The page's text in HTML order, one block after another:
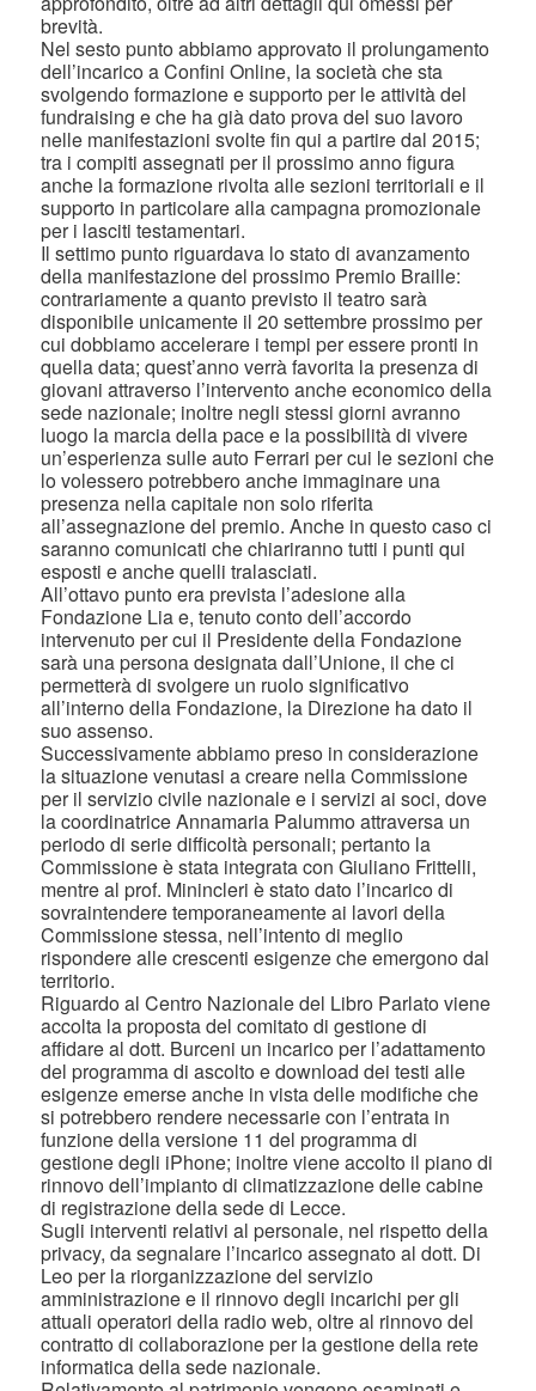
brevità.
Nel sesto punto abbiamo approvato il prolungamento
dell’incarico a Confini Online, la società che sta
svolgendo formazione e supporto per le attività del
fundraising e che ha già dato prova del suo lavoro
nelle manifestazioni svolte fin qui a partire dal 2015;
tra i compiti assegnati per il prossimo anno figura
anche la formazione rivolta alle sezioni territoriali e il
supporto in particolare alla campagna promozionale
per i lasciti testamentari.
Il settimo punto riguardava lo stato di avanzamento
della manifestazione del prossimo Premio Braille:
contrariamente a quanto previsto il teatro sarà
disponibile unicamente il 20 settembre prossimo per
cui dobbiamo accelerare i tempi per essere pronti in
quella data; quest’anno verrà favorita la presenza di
giovani attraverso l’intervento anche economico della
sede nazionale; inoltre negli stessi giorni avranno
luogo la marcia della pace e la possibilità di vivere
un’esperienza sulle auto Ferrari per cui le sezioni che
lo volessero potrebbero anche immaginare una
presenza nella capitale non solo riferita
all’assegnazione del premio. Anche in questo caso ci
saranno comunicati che chiariranno tutti i punti qui
esposti e anche quelli tralasciati.
All’ottavo punto era prevista l’adesione alla
Fondazione Lia e, tenuto conto dell’accordo
intervenuto per cui il Presidente della Fondazione
sarà una persona designata dall’Unione, il che ci
permetterà di svolgere un ruolo significativo
all’interno della Fondazione, la Direzione ha dato il
suo assenso.
Successivamente abbiamo preso in considerazione
la situazione venutasi a creare nella Commissione
per il servizio civile nazionale e i servizi ai soci, dove
la coordinatrice Annamaria Palummo attraversa un
periodo di serie difficoltà personali; pertanto la
Commissione è stata integrata con Giuliano Frittelli,
mentre al prof. Minincleri è stato dato l’incarico di
sovraintendere temporaneamente ai lavori della
Commissione stessa, nell’intento di meglio
rispondere alle crescenti esigenze che emergono dal
territorio.
Riguardo al Centro Nazionale del Libro Parlato viene
accolta la proposta del comitato di gestione di
affidare al dott. Burceni un incarico per l’adattamento
del programma di ascolto e download dei testi alle
esigenze emerse anche in vista delle modifiche che
si potrebbero rendere necessarie con l’entrata in
funzione della versione 11 del programma di
gestione degli iPhone; inoltre viene accolto il piano di
rinnovo dell’impianto di climatizzazione delle cabine
di registrazione della sede di Lecce.
Sugli interventi relativi al personale, nel rispetto della
privacy, da segnalare l’incarico assegnato al dott. Di
Leo per la riorganizzazione del servizio
amministrazione e il rinnovo degli incarichi per gli
attuali operatori della radio web, oltre al rinnovo del
contratto di collaborazione per la gestione della rete
informatica della sede nazionale.